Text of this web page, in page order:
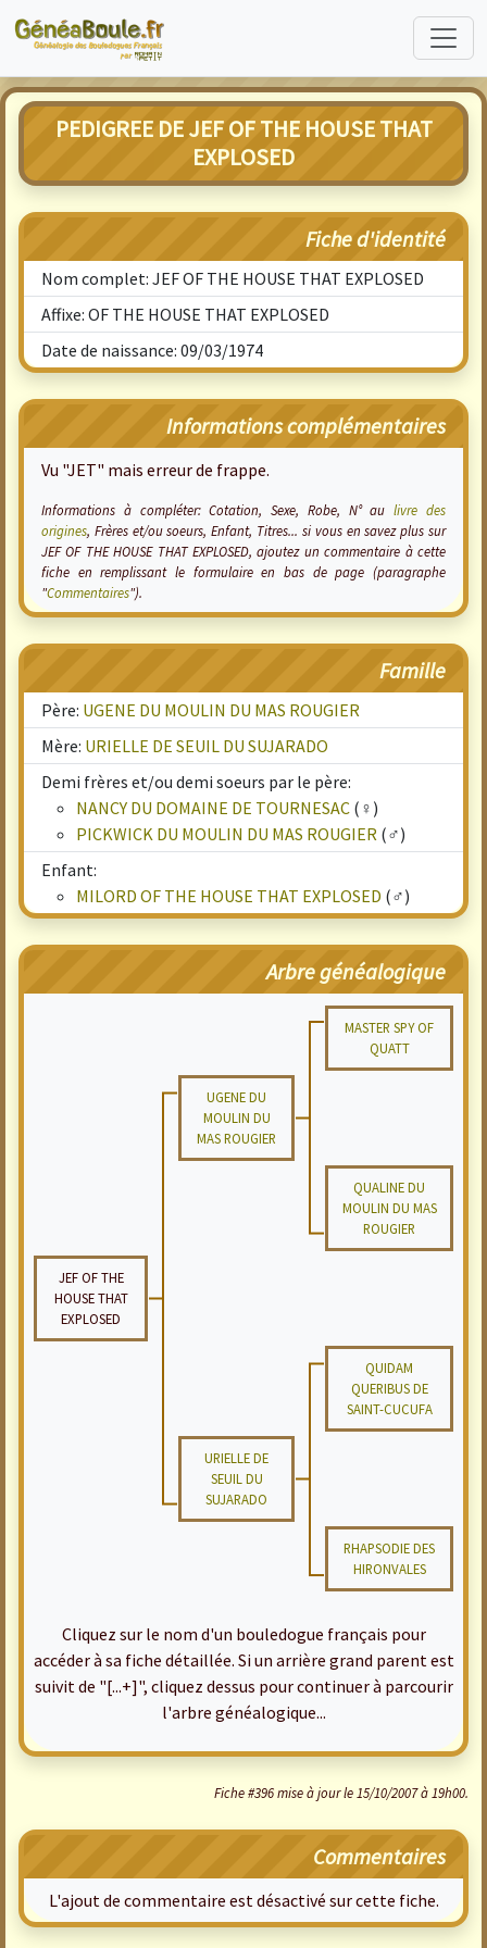
PEDIGREE DE JEF OF THE HOUSE THAT
EXPLOSED
Fiche d'identité
Nom complet: JEF OF THE HOUSE THAT EXPLOSED
Affixe: OF THE HOUSE THAT EXPLOSED
Date de naissance: 09/03/1974
Informations complémentaires
Vu "JET" mais erreur de frappe.
Informations à compléter: Cotation, Sexe, Robe, N° aulivre des
origines, Frères et/ou soeurs, Enfant, Titres... si vous en savez plus sur
JEF OF THE HOUSE THAT EXPLOSED, ajoutez un commentaire à cette
fiche en remplissant le formulaire en bas de page (paragraphe
"Commentaires").
Famille
Père: UGENE DU MOULIN DU MAS ROUGIER
Mère: URIELLE DE SEUIL DU SUJARADO
Demi frères et/ou demi soeurs par le père:
NANCY DU DOMAINE DE TOURNESAC (♀)
PICKWICK DU MOULIN DU MAS ROUGIER (♂)
Enfant:
MILORD OF THE HOUSE THAT EXPLOSED (♂)
Arbre généalogique
MASTER SPY OF
QUATT
UGENE DU
MOULIN DU
MAS ROUGIER
QUALINE DU
MOULIN DU MAS
ROUGIER
JEF OF THE
HOUSE THAT
EXPLOSED
QUIDAM
QUERIBUS DE
SAINT-CUCUFA
URIELLE DE
SEUIL DU
SUJARADO
RHAPSODIE DES
HIRONVALES
Cliquez sur le nom d'un bouledogue français pour
accéder à sa fiche détaillée. Si un arrière grand parent est
suivit de "[...+]", cliquez dessus pour continuer à parcourir
l'arbre généalogique...
Fiche #396 mise à jour le 15/10/2007 à 19h00.
Commentaires
L'ajout de commentaire est désactivé sur cette fiche.